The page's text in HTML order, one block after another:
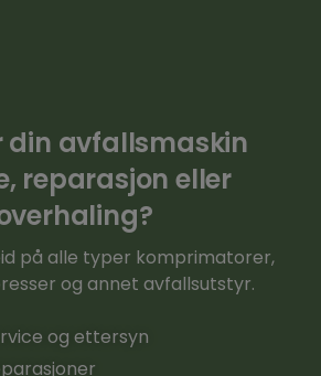
din avfallsmaskin
reparasjon eller
på alle typer komprimatorer,
og annet avfallsutstyr.
og ettersyn